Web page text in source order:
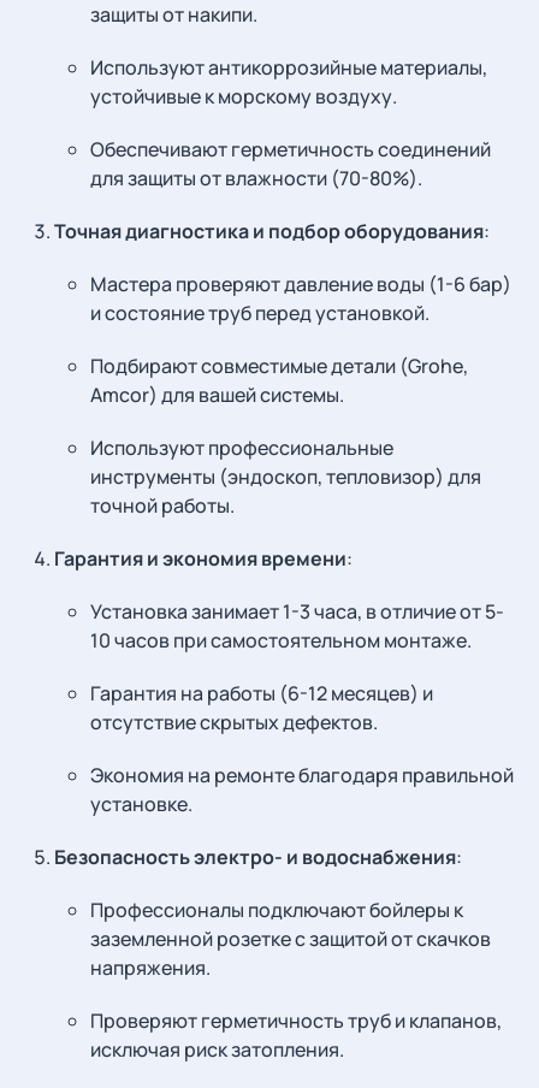
защиты от накипи.
Используют антикоррозийные материалы,
устойчивые к морскому воздуху.
Обеспечивают герметичность соединений
для защиты от влажности (70-80%).
Точная диагностика и подбор оборудования:
Мастера проверяют давление воды (1-6 бар)
и состояние труб перед установкой.
Подбирают совместимые детали (Grohe,
Amcor) для вашей системы.
Используют профессиональные
инструменты (эндоскоп, тепловизор) для
точной работы.
Гарантия и экономия времени:
Установка занимает 1-3 часа, в отличие от 5-
10 часов при самостоятельном монтаже.
Гарантия на работы (6-12 месяцев) и
отсутствие скрытых дефектов.
Экономия на ремонте благодаря правильной
установке.
Безопасность электро- и водоснабжения:
Профессионалы подключают бойлеры к
заземленной розетке с защитой от скачков
напряжения.
Проверяют герметичность труб и клапанов,
исключая риск затопления.